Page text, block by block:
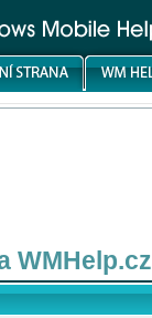
WMHelp.cz